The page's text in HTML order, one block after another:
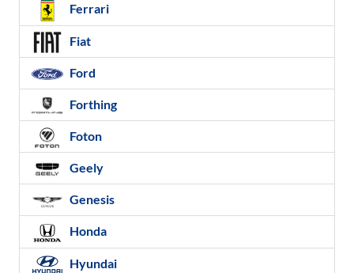
Ferrari
Fiat
Ford
Forthing
Foton
Geely
Genesis
Honda
Hyundai